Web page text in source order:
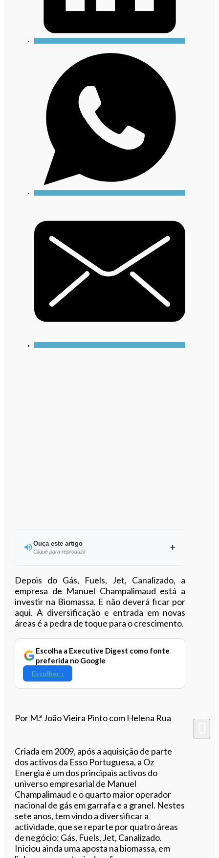
Ouça este artigo
Clique para reproduzir
Ouvir este artigo
Depois do Gás, Fuels, Jet, Canalizado, a
empresa de Manuel Champalimaud está a
investir na Biomassa. E não deverá ficar por
aqui. A diversificação e entrada em novas
áreas é a pedra de toque para o crescimento.
Escolha a Executive Digest como fonte
preferida no Google
Escolher ›
Por M.ª João Vieira Pinto com Helena Rua
Criada em 2009, após a aquisição de parte
dos activos da Esso Portuguesa, a Oz
Energia é um dos principais activos do
universo empresarial de Manuel
Champalimaud e o quarto maior operador
nacional de gás em garrafa e a granel. Nestes
sete anos, tem vindo a diversificar a
actividade, que se reparte por quatro áreas
de negócio: Gás, Fuels, Jet, Canalizado.
Iniciou ainda uma aposta na biomassa, em